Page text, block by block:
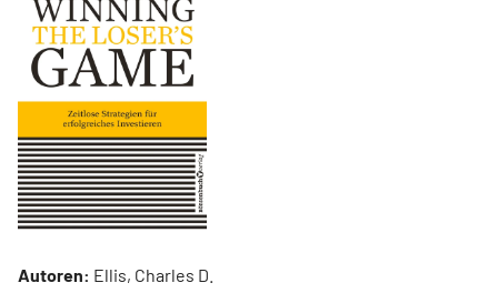
Autoren: Ellis, Charles D.